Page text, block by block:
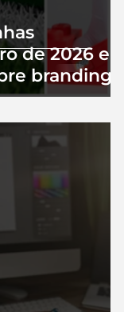
de 2026 e
branding